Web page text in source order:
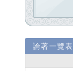
論著一覽表